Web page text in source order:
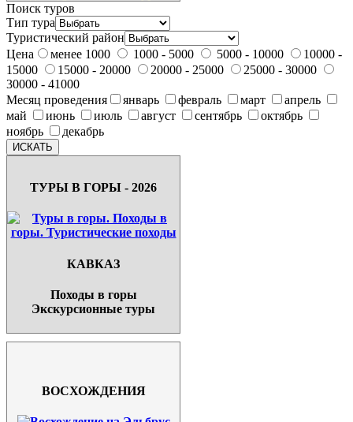
Поиск туров
Тип тура
Туристический район
Цена
менее 1000 1000 - 5000 5000 - 10000
10000 -
15000
15000 - 20000 20000 - 25000
25000 - 30000
30000 - 41000
Месяц проведения
январь февраль март
апрель
май
июнь июль август сентябрь
октябрь
ноябрь
декабрь
ТУРЫ В ГОРЫ - 2026
КАВКАЗ
Походы в горы
Экскурсионные туры
ВОСХОЖДЕНИЯ